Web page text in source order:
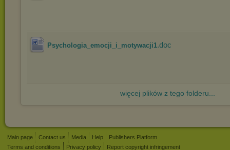
Psychologia_emocji_i_motywacji1.doc
więcej plików z tego folderu...
Main page Contact us Media Help
Publishers Platform
Terms and conditions
Privacy policy Report copyright infringement